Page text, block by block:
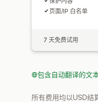
页面/IP 白名单
7 天免费试用
包含自动翻译的文
所有费用均以USD结